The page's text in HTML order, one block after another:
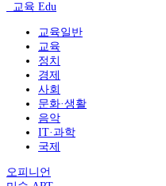
교육 Edu
교육일반
교육
정치
경제
사회
문화·생활
음악
IT·과학
국제
오피니언